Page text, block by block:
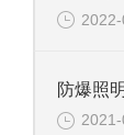
防爆照